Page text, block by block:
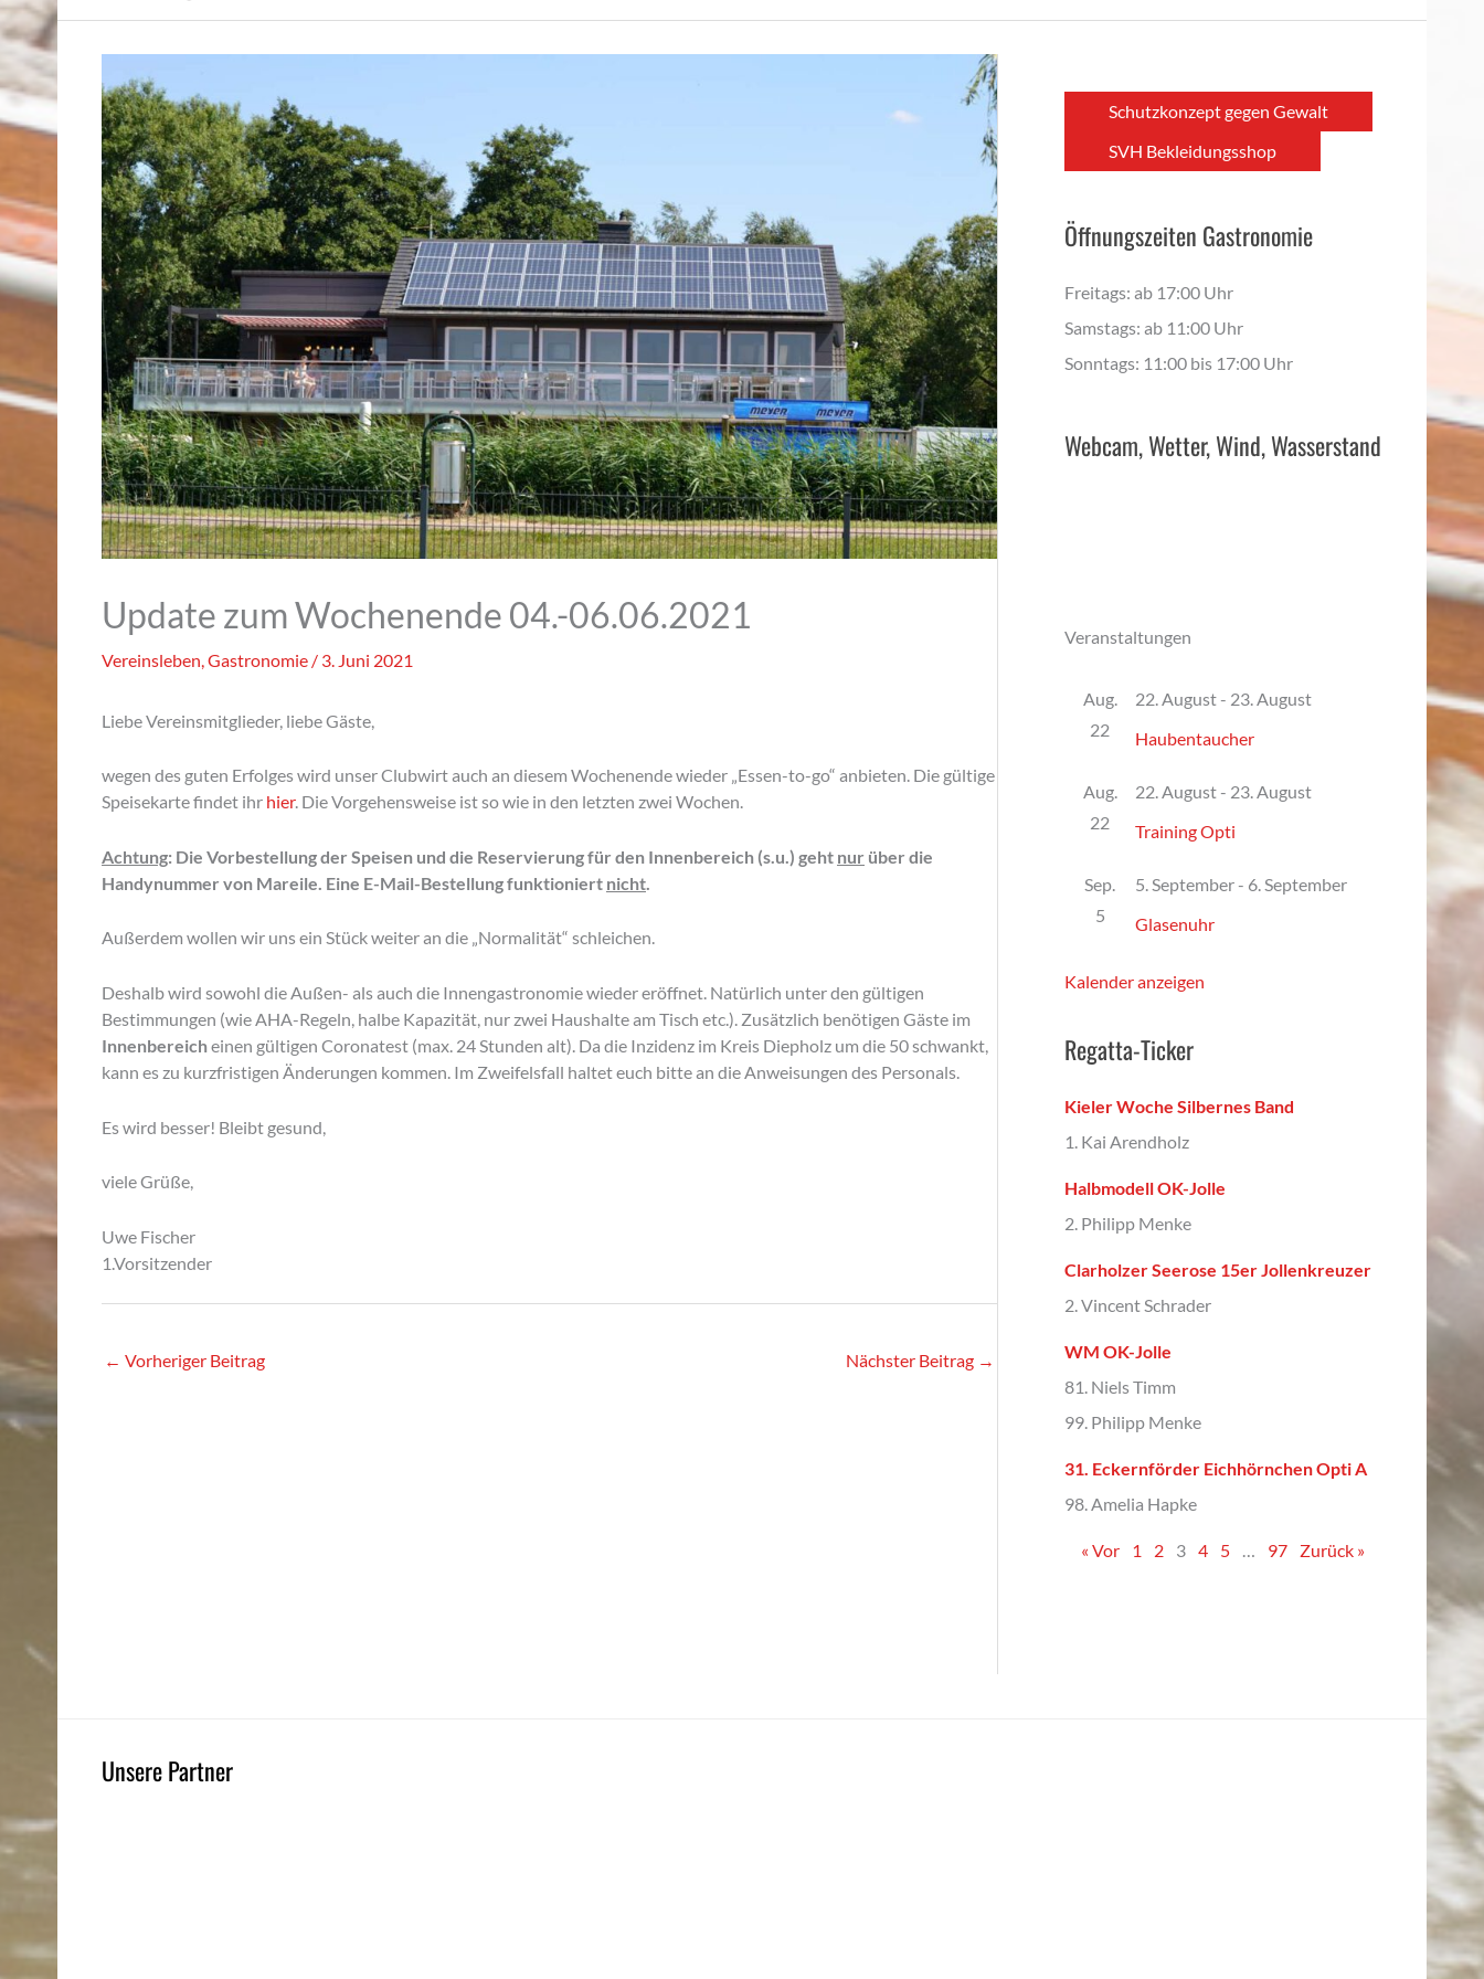
Update zum Wochenende 04.-06.06.2021
Vereinsleben Gastronomie / 3. Juni 2021
Liebe Vereinsmitglieder, liebe Gäste,
wegen des guten Erfolges wird unser Clubwirt auch an diesem Wochenende wieder „Essen-to-go“ anbieten. Die gültige
Speisekarte findet ihr hier. Die Vorgehensweise ist so wie in den letzten zwei Wochen.
Achtung: Die Vorbestellung der Speisen und die Reservierung für den Innenbereich (s.u.) geht nur über die
Handynummer von Mareile. Eine E-Mail-Bestellung funktioniert nicht
Außerdem wollen wir uns ein Stück weiter an die „Normalität“ schleichen.
Deshalb wird sowohl die Außen- als auch die Innengastronomie wieder eröffnet. Natürlich unter den gültigen
Bestimmungen (wie AHA-Regeln, halbe Kapazität, nur zwei Haushalte am Tisch etc.). Zusätzlich benötigen Gäste im
Innenbereicheinen gültigen Coronatest (max. 24 Stunden alt). Da die Inzidenz im Kreis Diepholz um die 50 schwankt,
kann es zu kurzfristigen Änderungen kommen. Im Zweifelsfall haltet euch bitte an die Anweisungen des Personals.
Es wird besser! Bleibt gesund,
viele Grüße,
Uwe Fischer
1.Vorsitzender
← Vorheriger Beitrag Nächster Beitrag →
Schutzkonzept gegen Gewalt
SVH Bekleidungsshop
Öffnungszeiten Gastronomie
Freitags: ab 17:00 Uhr
Samstags: ab 11:00 Uhr
Sonntags: 11:00 bis 17:00 Uhr
Webcam, Wetter, Wind, Wasserstand
Veranstaltungen
Aug.
22
22. August- 23. August
Haubentaucher
Aug.
22
22. August- 23. August
Training Opti
Sep.
5
5. September- 6. September
Glasenuhr
Kalender anzeigen
Regatta-Ticker
Kieler Woche Silbernes Band
1. Kai Arendholz
Halbmodell OK-Jolle
2. Philipp Menke
Clarholzer Seerose 15er Jollenkreuzer
2. Vincent Schrader
WM OK-Jolle
81. Niels Timm
99. Philipp Menke
31. Eckernförder Eichhörnchen Opti A
98. Amelia Hapke
« Vor 1 2 3 4 5 97 Zurück »
Unsere Partner